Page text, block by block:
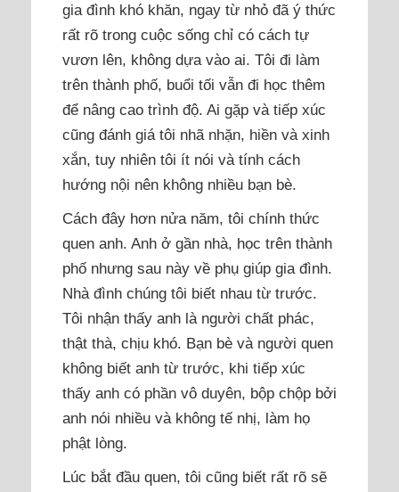
gia đình khó khăn, ngay từ nhỏ đã ý thức
rất rõ trong cuộc sống chỉ có cách tự
vươn lên, không dựa vào ai. Tôi đi làm
trên thành phố, buổi tối vẫn đi học thêm
để nâng cao trình độ. Ai gặp và tiếp xúc
cũng đánh giá tôi nhã nhặn, hiền và xinh
xắn, tuy nhiên tôi ít nói và tính cách
hướng nội nên không nhiều bạn bè.
Cách đây hơn nửa năm, tôi chính thức
quen anh. Anh ở gần nhà, học trên thành
phố nhưng sau này về phụ giúp gia đình.
Nhà đình chúng tôi biết nhau từ trước.
Tôi nhận thấy anh là người chất phác,
thật thà, chịu khó. Bạn bè và người quen
không biết anh từ trước, khi tiếp xúc
thấy anh có phần vô duyên, bộp chộp bởi
anh nói nhiều và không tế nhị, làm họ
phật lòng.
Lúc bắt đầu quen, tôi cũng biết rất rõ sẽ